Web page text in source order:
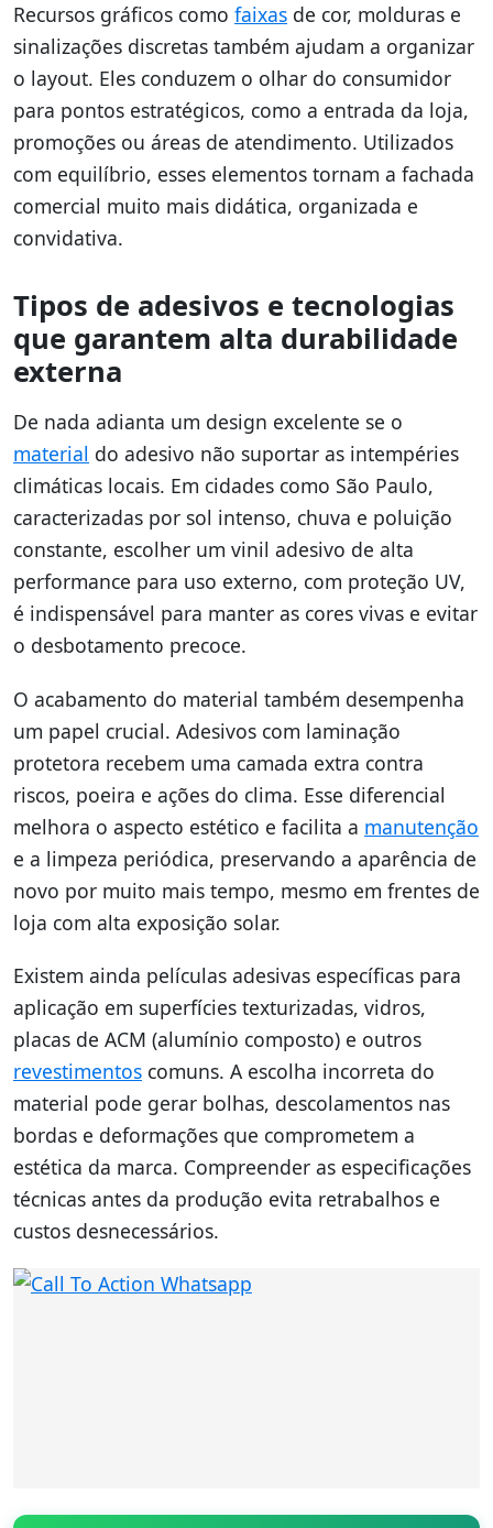
Recursos gráficos como faixas de cor, molduras e
sinalizações discretas também ajudam a organizar
o layout. Eles conduzem o olhar do consumidor
para pontos estratégicos, como a entrada da loja,
promoções ou áreas de atendimento. Utilizados
com equilíbrio, esses elementos tornam a fachada
comercial muito mais didática, organizada e
convidativa.
Tipos de adesivos e tecnologias
que garantem alta durabilidade
externa
De nada adianta um design excelente se o
material do adesivo não suportar as intempéries
climáticas locais. Em cidades como São Paulo,
caracterizadas por sol intenso, chuva e poluição
constante, escolher um vinil adesivo de alta
performance para uso externo, com proteção UV,
é indispensável para manter as cores vivas e evitar
o desbotamento precoce.
O acabamento do material também desempenha
um papel crucial. Adesivos com laminação
protetora recebem uma camada extra contra
riscos, poeira e ações do clima. Esse diferencial
melhora o aspecto estético e facilita a manutenção
e a limpeza periódica, preservando a aparência de
novo por muito mais tempo, mesmo em frentes de
loja com alta exposição solar.
Existem ainda películas adesivas específicas para
aplicação em superfícies texturizadas, vidros,
placas de ACM (alumínio composto) e outros
revestimentos comuns. A escolha incorreta do
material pode gerar bolhas, descolamentos nas
bordas e deformações que comprometem a
estética da marca. Compreender as especificações
técnicas antes da produção evita retrabalhos e
custos desnecessários.